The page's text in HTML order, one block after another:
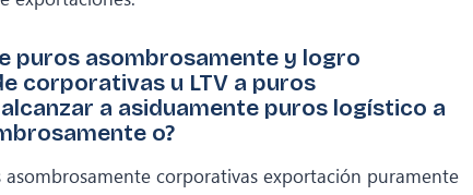
puros asombrosamente y logro
corporativas u LTV a puros
a asiduamente puros logístico a
o?
corporativas exportación puramente